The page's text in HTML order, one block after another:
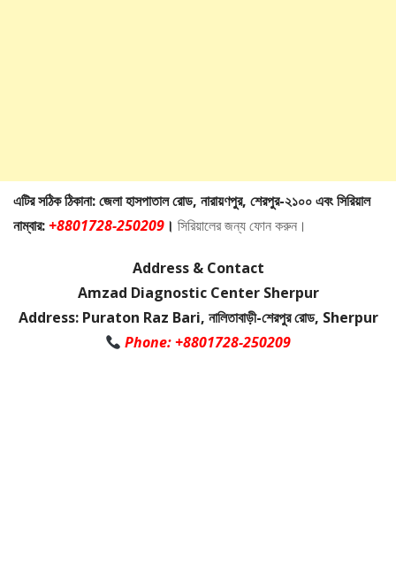
এটির সঠিক ঠিকানা: জেলা হাসপাতাল রোড, নারায়ণপুর, শেরপুর-২১০০ এবং সিরিয়াল
নাম্বার:+8801728-250209 । সিরিয়ালের জন্য ফোন করুন।
Address & Contact
Amzad Diagnostic Center Sherpur
Address: Puraton Raz Bari, নালিতাবাড়ী-শেরপুর রোড, Sherpur
Phone: +8801728-250209